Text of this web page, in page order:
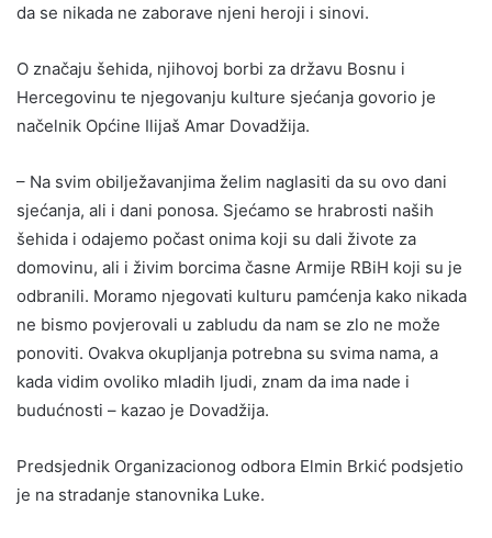
da se nikada ne zaborave njeni heroji i sinovi.
O značaju šehida, njihovoj borbi za državu Bosnu i
Hercegovinu te njegovanju kulture sjećanja govorio je
načelnik Općine Ilijaš Amar Dovadžija.
– Na svim obilježavanjima želim naglasiti da su ovo dani
sjećanja, ali i dani ponosa. Sjećamo se hrabrosti naših
šehida i odajemo počast onima koji su dali živote za
domovinu, ali i živim borcima časne Armije RBiH koji su je
odbranili. Moramo njegovati kulturu pamćenja kako nikada
ne bismo povjerovali u zabludu da nam se zlo ne može
ponoviti. Ovakva okupljanja potrebna su svima nama, a
kada vidim ovoliko mladih ljudi, znam da ima nade i
budućnosti – kazao je Dovadžija.
Predsjednik Organizacionog odbora Elmin Brkić podsjetio
je na stradanje stanovnika Luke.